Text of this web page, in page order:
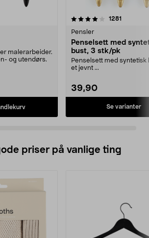
malerarbeider.
og utendørs.
1281
Pensler
Penselsett med
bust, 3 stk/pk
Penselsett med syntetisk
et jevnt ...
39,90
Se varianter
4.5 av 5 stjerner
priser på vanlige ting